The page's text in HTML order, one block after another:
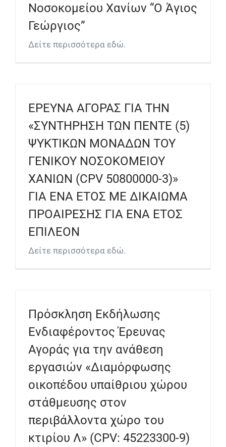
Νοσοκομείου Χανίων “Ο Άγιος
Γεώργιος”
Δείτε περισσότερα εδώ.
ΕΡΕΥΝΑ ΑΓΟΡΑΣ ΓΙΑ ΤΗΝ
«ΣΥΝΤΗΡΗΣΗ ΤΩΝ ΠΕΝΤΕ (5)
ΨΥΚΤΙΚΩΝ ΜΟΝΑΔΩΝ ΤΟΥ
ΓΕΝΙΚΟΥ ΝΟΣΟΚΟΜΕΙΟΥ
ΧΑΝΙΩΝ (CPV 50800000-3)»
ΓΙΑ ΕΝΑ ΕΤΟΣ ΜΕ ΔΙΚΑΙΩΜΑ
ΠΡΟΑΙΡΕΣΗΣ ΓΙΑ ΕΝΑ ΕΤΟΣ
ΕΠΙΛΕΟΝ
Δείτε περισσότερα εδώ.
Πρόσκληση Εκδήλωσης
Ενδιαφέροντος Έρευνας
Αγοράς για την ανάθεση
εργασιών «Διαμόρφωσης
οικοπέδου υπαίθριου χώρου
στάθμευσης στον
περιβάλλοντα χώρο του
κτιρίου Λ» (CPV: 45223300-9)